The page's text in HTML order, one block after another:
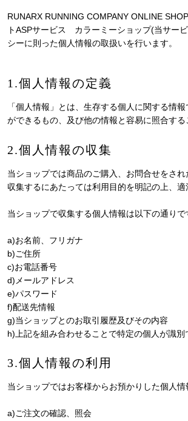
RUNARX RUNNING COMPANY ONLINE
トASPサービス カラーミーショップ(当サー
シーに則った個人情報の取扱いを行います。
1.個人情報の定義
「個人情報」とは、生存する個人に関する情
ができるもの、及び他の情報と容易に照合す
2.個人情報の収集
当ショップでは商品のご購入、お問合せをさ
収集するにあたっては利用目的を明記の上、適
当ショップで収集する個人情報は以下の通りで
a)お名前、フリガナ
b)ご住所
c)お電話番号
d)メールアドレス
e)パスワード
f)配送先情報
g)当ショップとのお取引履歴及びその内容
h)上記を組み合わせることで特定の個人が識別
3.個人情報の利用
当ショップではお客様からお預かりした個人情
a)ご注文の確認、照会